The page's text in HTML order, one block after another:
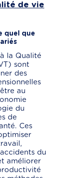
de vie
quel que
la Qualité
sont
des
au
du
de
Ces
du
améliorer